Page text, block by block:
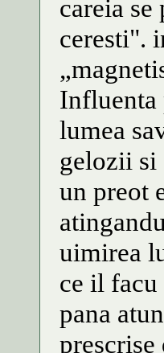
careia
ceresti".
Influenta
lumea
gelozii si
un preot
uimirea
ce il facu
pana